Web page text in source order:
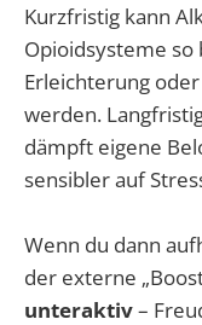
Kurzfristig kann
Opioidsysteme so
Erleichterung
werden.
dämpft eigene
sensibler auf
Wenn du dann
der externe
unteraktiv–